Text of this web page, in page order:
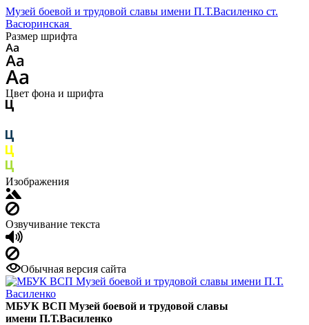
Музей боевой и трудовой славы имени П.Т.Василенко ст.
Васюринская
Размер шрифта
Цвет фона и шрифта
Изображения
Озвучивание текста
Обычная версия сайта
МБУК ВСП Музей боевой и трудовой славы
имени П.Т.Василенко